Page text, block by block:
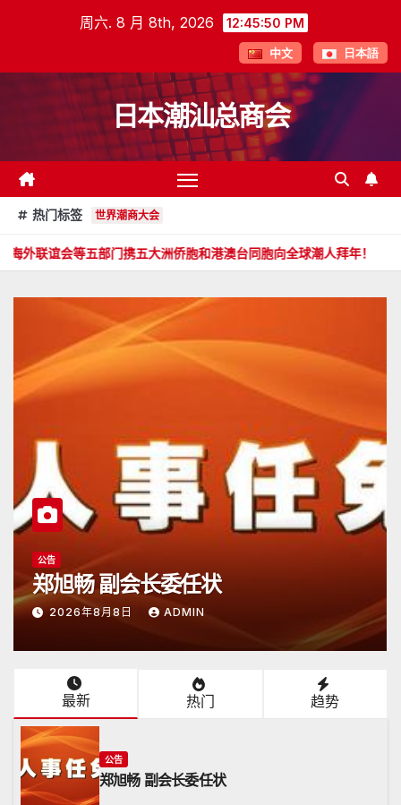
周六. 8 月 8th, 2026 12:45:52 PM
中文 日本語
日本潮汕总商会
热门标签 世界潮商大会
门携五大洲侨胞和港澳台同胞向全球潮人拜年！ 郑旭畅 副会
公告
日本潮汕总商会开放申请
2026年6月15日 ADMIN
最新 热门 趋势
公告
郑旭畅 副会长委任状